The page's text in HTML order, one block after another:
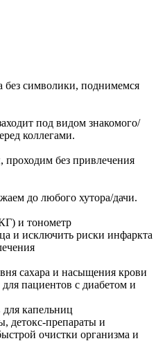
символики, поднимемся
под видом знакомого/
коллегами.
без привлечения
до любого хутора/дачи.
и тонометр
и исключить риски инфаркта
сахара и насыщения крови
пациентов с диабетом и
капельниц
детокс-препараты и
очистки организма и